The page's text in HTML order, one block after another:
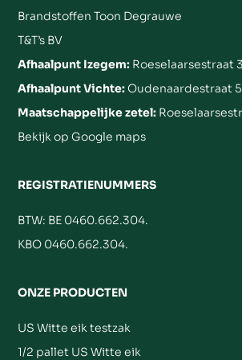
Brandstoffen Toon Degrauwe
T&T’s BV
Afhaalpunt Izegem: Roeselaarsestraat
Afhaalpunt Vichte:Oudenaardestraat
Maatschappelijke zetel:
Bekijk op Google maps
REGISTRATIENUMMERS
BTW: BE 0460.662.304.
KBO 0460.662.304.
ONZE PRODUCTEN
US Witte eik testzak
1/2 pallet US Witte eik